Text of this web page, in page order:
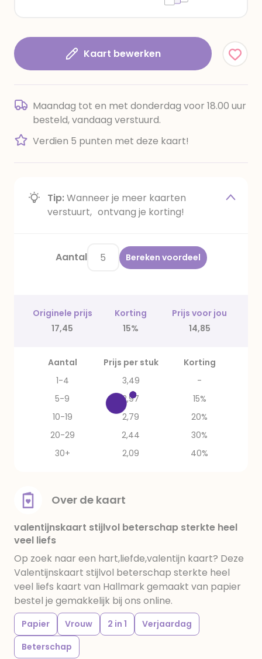
Kaart bewerken
Maandag tot en met donderdag voor 18.00 uur
besteld, vandaag verstuurd.
Verdien 5 punten met deze kaart!
Tip:Wanneer je meer kaarten
verstuurt, ontvang je korting!
Aantal Bereken voordeel
Originele prijs Korting
Prijs voor jou
17,45
15% 14,85
Aantal Prijs per stuk
Korting
1-4
3,49
-
5-9
2,97
15%
10-19
2,79
20%
20-29
2,44
30%
30+
2,09 40%
Over de kaart
valentijnskaart stijlvol beterschap sterkte heel
veel liefs
Op zoek naar een hart,liefde,valentijn kaart? Deze
Valentijnskaart stijlvol beterschap sterkte heel
veel liefs kaart van Hallmark gemaakt van papier
bestel je gemakkelijk bij ons online.
Papier Vrouw 2 in 1
Verjaardag
Beterschap